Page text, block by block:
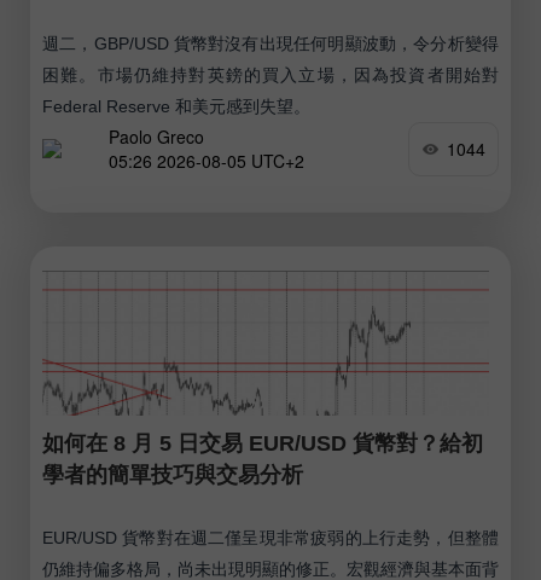
週二，GBP/USD 貨幣對沒有出現任何明顯波動，令分析變得
困難。市場仍維持對英鎊的買入立場，因為投資者開始對
Federal Reserve 和美元感到失望。
Paolo Greco
05:26 2026-08-05 UTC+2
1044
如何在 8 月 5 日交易 EUR/USD 貨幣對？給初
學者的簡單技巧與交易分析
EUR/USD 貨幣對在週二僅呈現非常疲弱的上行走勢，但整體
仍維持偏多格局，尚未出現明顯的修正。宏觀經濟與基本面背